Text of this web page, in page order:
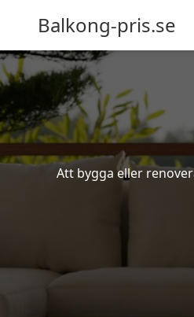
Balkong-pris.se
Att bygga eller